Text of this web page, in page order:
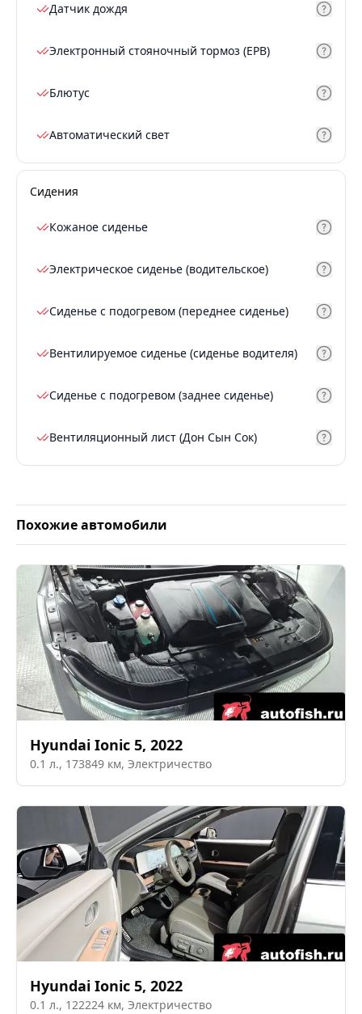
Датчик дождя
Электронный стояночный тормоз (EPB)
Блютус
Автоматический свет
Сидения
Кожаное сиденье
Электрическое сиденье (водительское)
Сиденье с подогревом (переднее сиденье)
Вентилируемое сиденье (сиденье водителя)
Сиденье с подогревом (заднее сиденье)
Вентиляционный лист (Дон Сын Сок)
Похожие автомобили
Hyundai Ionic 5, 2022
0.1 л., 173849 км, Электричество
Hyundai Ionic 5, 2022
0.1 л., 122224 км, Электричество